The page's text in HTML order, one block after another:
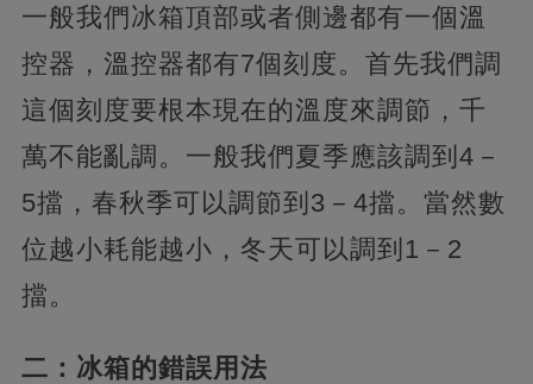
一般我們冰箱頂部或者側邊都有一個溫
控器，溫控器都有7個刻度。首先我們調
這個刻度要根本現在的溫度來調節，千
萬不能亂調。一般我們夏季應該調到4－
5擋，春秋季可以調節到3－4擋。當然數
位越小耗能越小，冬天可以調到1－2
擋。
二：冰箱的錯誤用法